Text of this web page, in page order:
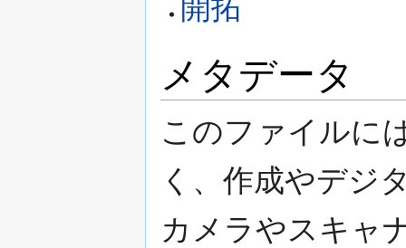
開拓
メタデータ
このファイルに
く、作成やデジ
カメラやスキャ